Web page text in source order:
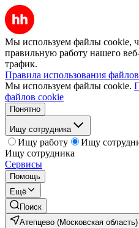
Мы используем файлы cookie,
правильную работу нашего
трафик.
Правила использования
Мы используем файлы cookie.
файлов cookie
Понятно
Ищу сотрудника
Ищу работу
Ищу
Ищу сотрудника
Сервисы
Помощь
Ещё
Поиск
Атепцево (Московская область)